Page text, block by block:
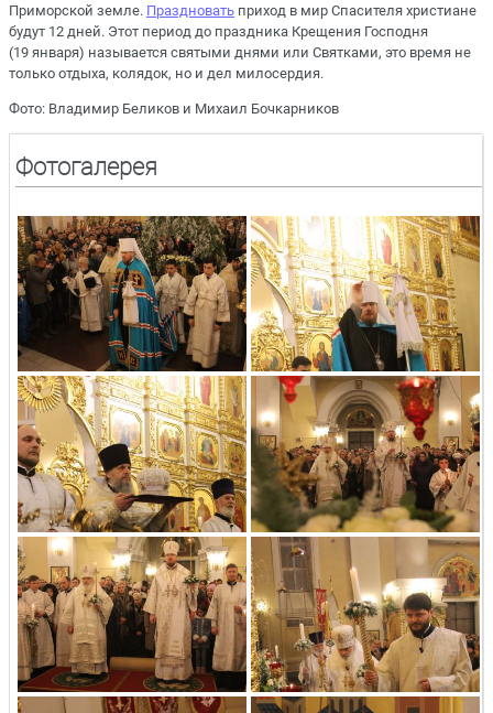
Приморской земле. Праздновать приход в мир Спасителя христиане
будут 12 дней. Этот период до праздника Крещения Господня
(19 января) называется святыми днями или Святками, это время не
только отдыха, колядок, но и дел милосердия.
Фото: Владимир Беликов и Михаил Бочкарников
Фотогалерея